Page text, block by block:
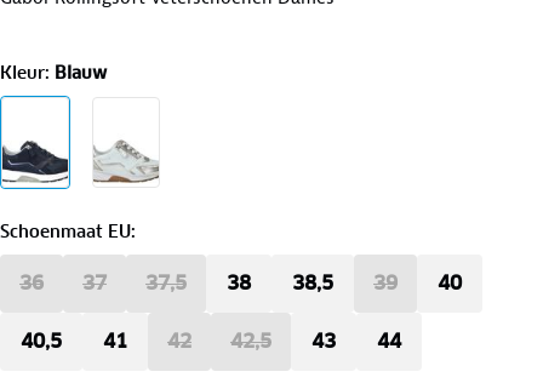
Kleur: Blauw
Schoenmaat EU:
36 37 37,5 38 38,5 39 40
40,5 41 42 42,5 43 44